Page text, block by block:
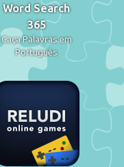
Word Search
365
Caça Palavras em
Português